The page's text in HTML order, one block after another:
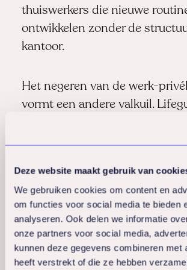
Deze website maakt gebruik van
We gebruiken cookies om content en
om functies voor social media te bieden
analyseren. Ook delen we informatie
onze partners voor social media,
kunnen deze gegevens combineren met
heeft verstrekt of die ze hebben
thuiswerkers die nieuwe
ontwikkelen zonder de
kantoor.
Het negeren van de werk-
vormt een andere valkuil.
tussen werk en privé.
Hoe Lifeguard